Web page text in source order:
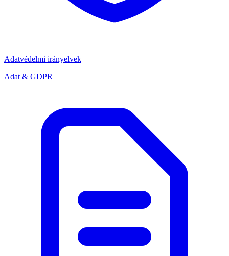
Adatvédelmi irányelvek
Adat & GDPR